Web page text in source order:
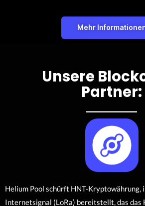
Mehr
Unsere
Partner:
Helium Pool schürft HNT-Kryptowährung,
Internetsignal (LoRa) bereitstellt, das das